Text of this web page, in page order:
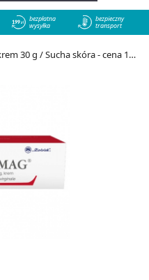
bezpłatna
wysyłka
bezpieczny
transport
30 g / Sucha skóra - cena 14,49 zł